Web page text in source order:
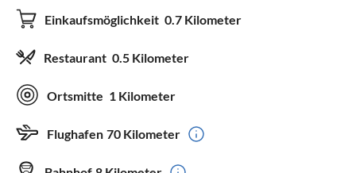
Einkaufsmöglichkeit 0.7 Kilometer
Restaurant 0.5 Kilometer
Ortsmitte 1 Kilometer
Flughafen 70 Kilometer